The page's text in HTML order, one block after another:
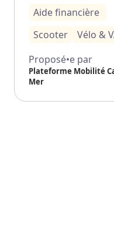
Aide financière
Scooter
Vélo &
Proposé•e par
Plateforme Mobilité
Mer